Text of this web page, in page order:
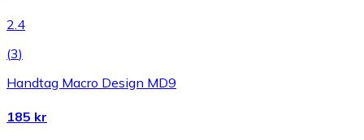
2.4
(3)
Handtag Macro Design MD9
185 kr